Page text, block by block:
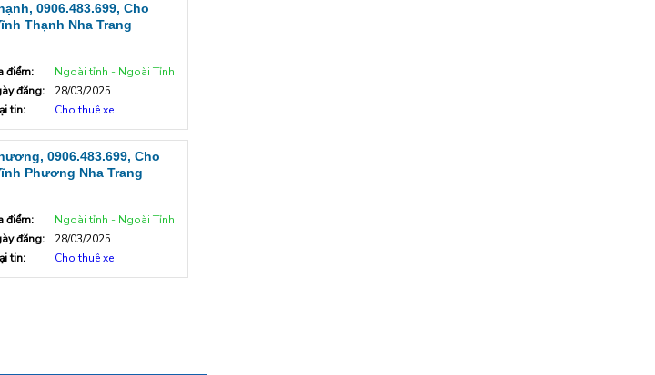
0906.483.699, Cho
Thạnh Nha Trang
điểm:
Ngoài tỉnh - Ngoài Tỉnh
đăng:
28/03/2025
tin:
Cho thuê xe
0906.483.699, Cho
Phương Nha Trang
điểm:
Ngoài tỉnh - Ngoài Tỉnh
đăng:
28/03/2025
tin:
Cho thuê xe